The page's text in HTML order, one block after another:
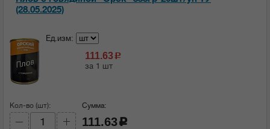
(28.05.2025)
Ед.изм:
111.63 c
за 1 шт
Кол-во (шт): Сумма:
111.63 c